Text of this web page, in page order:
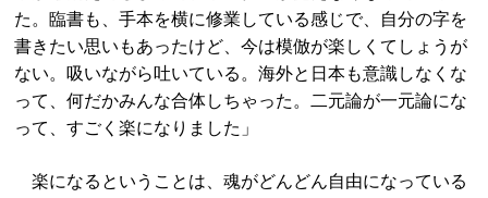
た。臨書も、手本を横に修業している感じで、自分の字を
書きたい思いもあったけど、今は模倣が楽しくてしょうが
ない。吸いながら吐いている。海外と日本も意識しなくな
って、何だかみんな合体しちゃった。二元論が一元論にな
って、すごく楽になりました」
楽になるということは、魂がどんどん自由になっている